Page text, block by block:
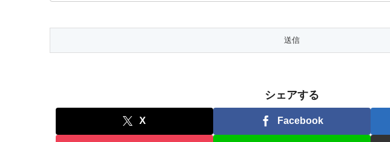
シェアする
X Facebook